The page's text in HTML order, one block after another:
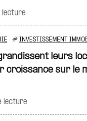
lecture
# INVESTISSEMENT
leurs
croissance sur le
lecture